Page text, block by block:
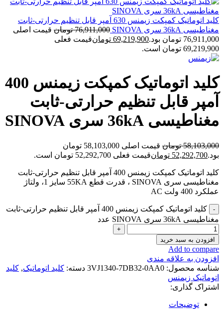
کلید اتوماتیک کمپکت زیمنس 630 آمپر قابل تنظیم حرارتی-ثابت
مغناطیسی 36kA سری SINOVA
76,911,000 تومان قیمت اصلی
76,911,000 تومان بود.
69,219,900 تومانقیمت فعلی
69,219,900 تومان است.
کلید اتوماتیک کمپکت زیمنس 400
آمپر قابل تنظیم حرارتی-ثابت
مغناطیسی 36kA سری SINOVA
58,103,000 تومان
قیمت اصلی 58,103,000 تومان
بود.52,292,700 تومانقیمت فعلی 52,292,700 تومان است.
کلید اتوماتیک کمپکت زیمنس 400 آمپر قابل تنظیم حرارتی-ثابت
مغناطیسی سری SINOVA ، قدرت قطع 55KA سایز 1، ولتاژ
عملکرد 400 ولت AC
کلید اتوماتیک کمپکت زیمنس 400 آمپر قابل تنظیم حرارتی-ثابت
مغناطیسی 36kA سری SINOVA عدد
افزودن به سبد خرید
Add to compare
افزودن به علاقه مندی
شناسه محصول: 3VJ1340-7DB32-0AA0 دسته: کلید اتوماتیک, کلید
اتوماتیک زیمنس
اشتراک گذاری:
توضیحات